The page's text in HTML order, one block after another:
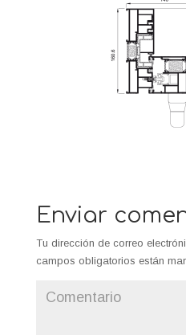
Enviar
Tu dirección de correo
campos obligatorios están